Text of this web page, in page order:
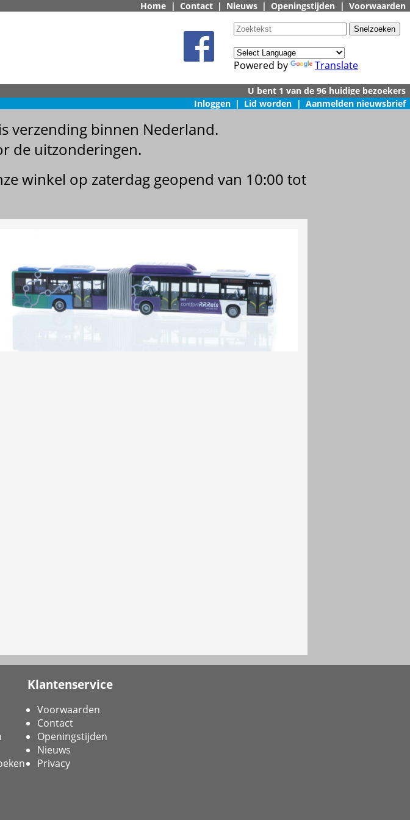
Home | Contact | Nieuws | Openingstijden | Voorwaarden
Powered by Translate
Inloggen | Lid worden | Aanmelden nieuwsbrief
verzending binnen Nederland.
de uitzonderingen.
winkel op zaterdag geopend van 10:00 tot
Klantenservice
Voorwaarden
Contact
Openingstijden
Nieuws
Privacy